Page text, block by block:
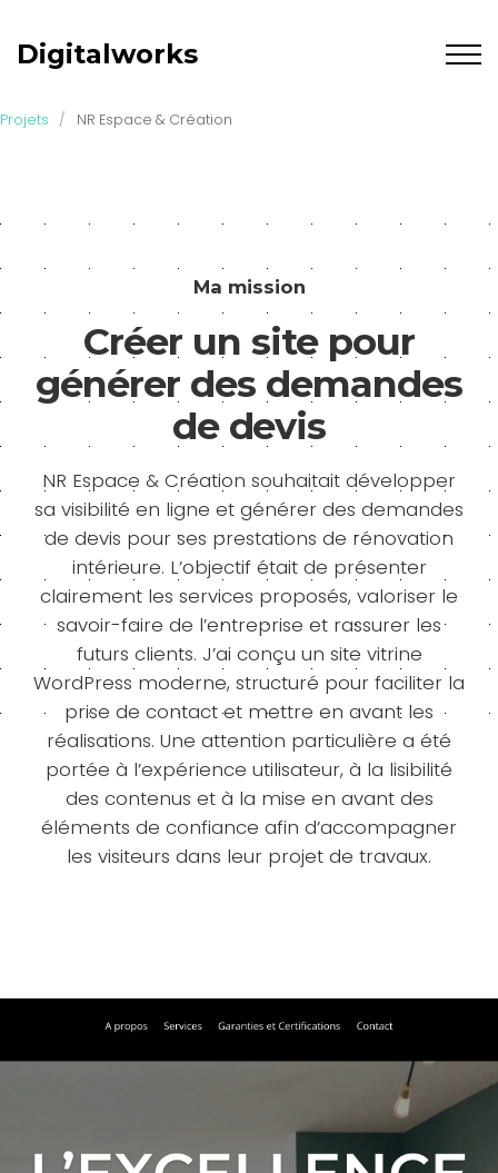
Digitalworks
Projets / NR Espace & Création
Ma mission
Créer un site pour
générer des demandes
de devis
NR Espace & Création souhaitait développer
sa visibilité en ligne et générer des demandes
de devis pour ses prestations de rénovation
intérieure. L’objectif était de présenter
clairement les services proposés, valoriser le
savoir-faire de l’entreprise et rassurer les
futurs clients. J’ai conçu un site vitrine
WordPress moderne, structuré pour faciliter la
prise de contact et mettre en avant les
réalisations. Une attention particulière a été
portée à l’expérience utilisateur, à la lisibilité
des contenus et à la mise en avant des
éléments de confiance afin d’accompagner
les visiteurs dans leur projet de travaux.